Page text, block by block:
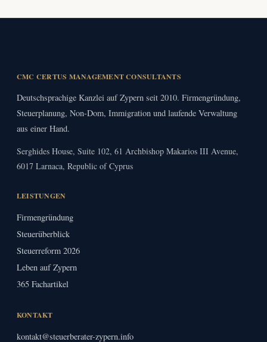
CMC CERTUS MANAGEMENT CONSULTANTS
Deutschsprachige Kanzlei auf Zypern seit 2010. Firmengründung,
Steuerplanung, Non-Dom, Immigration und laufende Verwaltung
aus einer Hand.
Serghides House, Suite 102, 61 Archbishop Makarios III Avenue,
6017 Larnaca, Republic of Cyprus
LEISTUNGEN
Firmengründung
Steuerüberblick
Steuerreform 2026
Leben auf Zypern
365 Fachartikel
KONTAKT
kontakt@steuerberater-zypern.info